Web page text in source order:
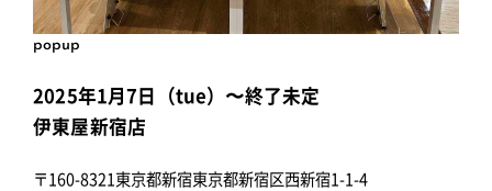
popup
2025年1月7日（tue）〜終了未定
伊東屋新宿店
〒160-8321東京都新宿東京都新宿区西新宿1-1-4